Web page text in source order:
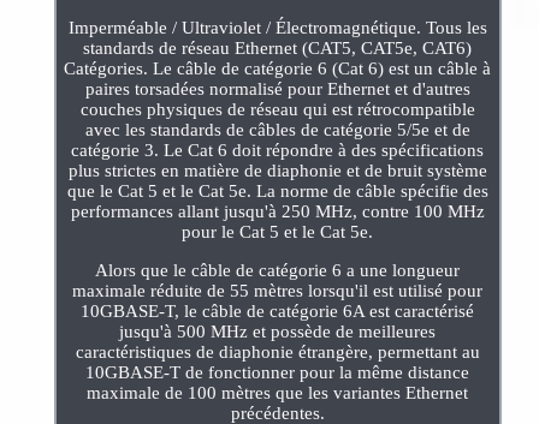
Imperméable / Ultraviolet / Électromagnétique. Tous les
standards de réseau Ethernet (CAT5, CAT5e, CAT6)
Catégories. Le câble de catégorie 6 (Cat 6) est un câble à
paires torsadées normalisé pour Ethernet et d'autres
couches physiques de réseau qui est rétrocompatible
avec les standards de câbles de catégorie 5/5e et de
catégorie 3. Le Cat 6 doit répondre à des spécifications
plus strictes en matière de diaphonie et de bruit système
que le Cat 5 et le Cat 5e. La norme de câble spécifie des
performances allant jusqu'à 250 MHz, contre 100 MHz
pour le Cat 5 et le Cat 5e.
Alors que le câble de catégorie 6 a une longueur
maximale réduite de 55 mètres lorsqu'il est utilisé pour
10GBASE-T, le câble de catégorie 6A est caractérisé
jusqu'à 500 MHz et possède de meilleures
caractéristiques de diaphonie étrangère, permettant au
10GBASE-T de fonctionner pour la même distance
maximale de 100 mètres que les variantes Ethernet
précédentes.